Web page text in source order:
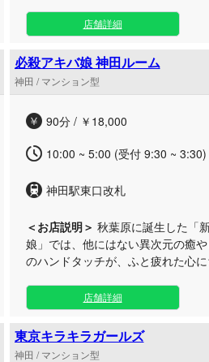
供いたします。 ただマッサージをお受けいただくだけ
ではなく、日々の疲れやストレスを
極上の“CHILL TIME”を過ごしてい
おります。 業界未経験からスタートしたセラピストが
多いものの、その分お客様お一人お
を許さない丁寧なおもてなしと、心
どうぞ肩の力を抜き、素直で優しい
せ。皆様のご来店を心よりお待ち申
店舗詳細
必殺アキバ娘 神田ルーム
神田 / マンション型
90分 / ￥18,000
10:00 ~ 5:00 (受付 9:30 ~ 3:30)
神田駅東口改札
＜お店説明＞ 秋葉原に誕生した「
娘」では、他にはない異次元の癒
のハンドタッチが、ふと疲れた心
シュでポップな非日常感あふれる空
魅力的なセラピストたちが心のこも
あなたをお迎えいたします。 当店自慢のハンドテクニ
ックは、優しく、時には心地よい刺
店舗詳細
東京キラキラガールズ
神田 / マンション型